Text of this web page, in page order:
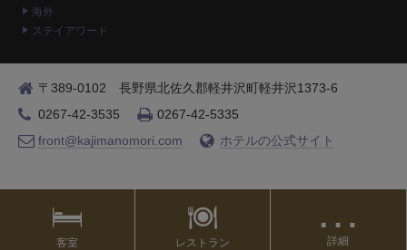
海外
ステイアワード
〒389-0102 長野県北佐久郡軽井沢町軽井沢1373-6
0267-42-3535
0267-42-5335
front@kajimanomori.com
ホテルの公式サイト
客室 レストラン
…
詳細